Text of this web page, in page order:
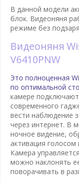
В данной модели
блок. Видеоняня
режиме без
Видеоняня Wisenet SmartCam SNH-
V6410PNW
Это полноценная
по оптимальной
камере
современного
вести наблюдение
через интернет. В
ночное видение,
активация голосом
Камера
можно наклонять
поворачивать в